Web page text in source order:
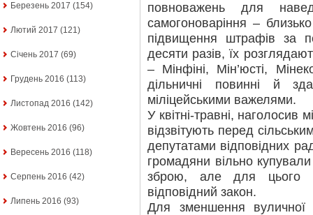
Березень 2017 (154)
Лютий 2017 (121)
Січень 2017 (69)
Грудень 2016 (113)
Листопад 2016 (142)
Жовтень 2016 (96)
Вересень 2016 (118)
Серпень 2016 (42)
Липень 2016 (93)
повноважень для
самогоноваріння –
підвищення штрафів за
десяти разів, їх
– Мінфіні, Мін’юсті,
дільничні повинні й
міліцейськими важелями.
У квітні-травні, наголосив
відзвітують перед
депутатами відповідних
громадяни вільно
зброю, але для цього
відповідний закон.
Для зменшення вуличної